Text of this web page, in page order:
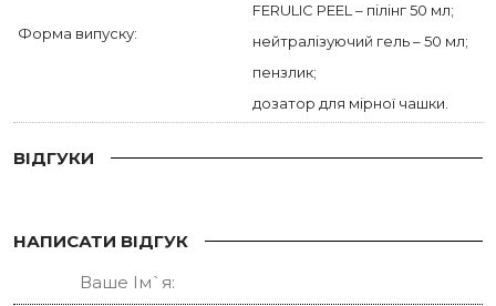
Форма випуску:
FERULIC PEEL – пілінг 50 мл;
нейтралізуючий гель – 50 мл;
пензлик;
дозатор для мірної чашки.
ВІДГУКИ
НАПИСАТИ ВІДГУК